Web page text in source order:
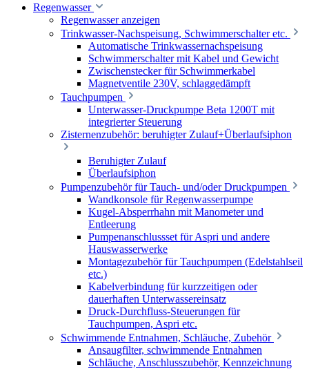
Regenwasser
Regenwasser anzeigen
Trinkwasser-Nachspeisung, Schwimmerschalter etc.
Automatische Trinkwassernachspeisung
Schwimmerschalter mit Kabel und Gewicht
Zwischenstecker für Schwimmerkabel
Magnetventile 230V, schlaggedämpft
Tauchpumpen
Unterwasser-Druckpumpe Beta 1200T mit
integrierter Steuerung
Zisternenzubehör: beruhigter Zulauf+Überlaufsiphon
Beruhigter Zulauf
Überlaufsiphon
Pumpenzubehör für Tauch- und/oder Druckpumpen
Wandkonsole für Regenwasserpumpe
Kugel-Absperrhahn mit Manometer und
Entleerung
Pumpenanschlussset für Aspri und andere
Hauswasserwerke
Montagezubehör für Tauchpumpen (Edelstahlseil
etc.)
Kabelverbindung für kurzzeitigen oder
dauerhaften Unterwassereinsatz
Druck-Durchfluss-Steuerungen für
Tauchpumpen, Aspri etc.
Schwimmende Entnahmen, Schläuche, Zubehör
Ansaugfilter, schwimmende Entnahmen
Schläuche, Anschlusszubehör, Kennzeichnung